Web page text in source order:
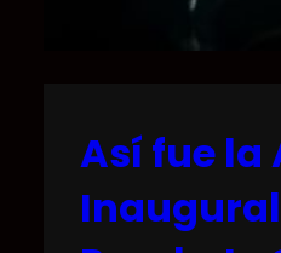
Así fue la